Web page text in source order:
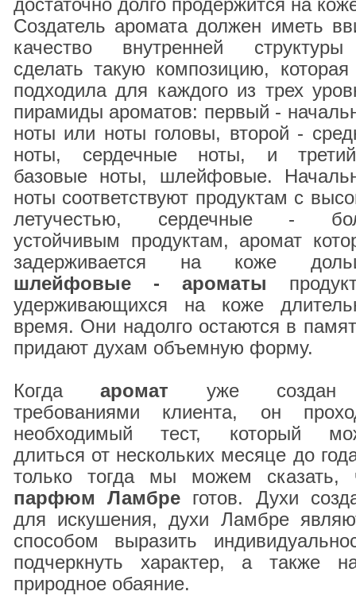
достаточно долго продержится на
Создатель аромата должен иметь
качество внутренней
сделать такую композицию,
подходила для каждого из трех
пирамиды ароматов: первый -
ноты или ноты головы, второй -
ноты, сердечные ноты, и
базовые ноты, шлейфовые.
ноты соответствуют продуктам с
летучестью, сердечные -
устойчивым продуктам, аромат
задерживается на коже
шлейфовые - ароматы
удерживающихся на коже
время. Они надолго остаются в
придают духам объемную форму.
Когдааромат уже
требованиями клиента, он
необходимый тест, который
длиться от нескольких месяце до
только тогда мы можем сказать,
парфюм Ламбре готов. Духи
для искушения, духи Ламбре
способом выразить
подчеркнуть характер, а также
природное обаяние.